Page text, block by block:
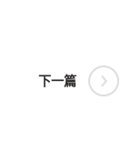
下一篇